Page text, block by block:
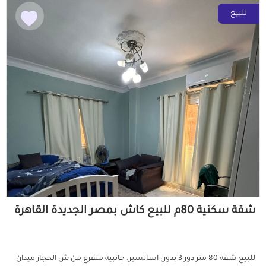
للبيع
شقة سكنية 80م للبيع كاش بمصر الجديدة القاهرة
للبيع شقة 80 متر دور 3 بدون اسانسير. جانبية متفرع من ش الحجاز ميدان